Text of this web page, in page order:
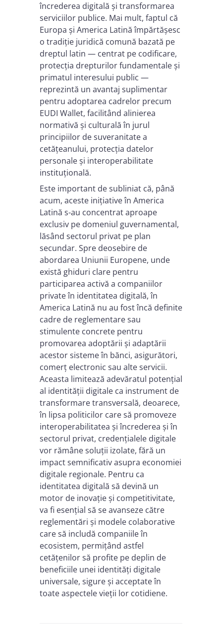
încrederea digitală și transformarea
serviciilor publice. Mai mult, faptul că
Europa și America Latină împărtășesc
o tradiție juridică comună bazată pe
dreptul latin — centrat pe codificare,
protecția drepturilor fundamentale și
primatul interesului public —
reprezintă un avantaj suplimentar
pentru adoptarea cadrelor precum
EUDI Wallet, facilitând alinierea
normativă și culturală în jurul
principiilor de suveranitate a
cetățeanului, protecția datelor
personale și interoperabilitate
instituțională.
Este important de subliniat că, până
acum, aceste inițiative în America
Latină s-au concentrat aproape
exclusiv pe domeniul guvernamental,
lăsând sectorul privat pe plan
secundar. Spre deosebire de
abordarea Uniunii Europene, unde
există ghiduri clare pentru
participarea activă a companiilor
private în identitatea digitală, în
America Latină nu au fost încă definite
cadre de reglementare sau
stimulente concrete pentru
promovarea adoptării și adaptării
acestor sisteme în bănci, asigurători,
comerț electronic sau alte servicii.
Aceasta limitează adevăratul potențial
al identității digitale ca instrument de
transformare transversală, deoarece,
în lipsa politicilor care să promoveze
interoperabilitatea și încrederea și în
sectorul privat, credențialele digitale
vor rămâne soluții izolate, fără un
impact semnificativ asupra economiei
digitale regionale. Pentru ca
identitatea digitală să devină un
motor de inovație și competitivitate,
va fi esențial să se avanseze către
reglementări și modele colaborative
care să includă companiile în
ecosistem, permițând astfel
cetățenilor să profite pe deplin de
beneficiile unei identități digitale
universale, sigure și acceptate în
toate aspectele vieții lor cotidiene.